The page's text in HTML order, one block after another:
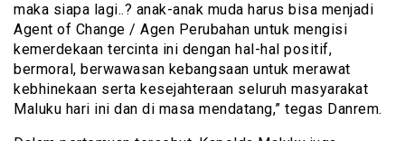
maka siapa lagi..? anak-anak muda harus bisa menjadi
Agent of Change / Agen Perubahan untuk mengisi
kemerdekaan tercinta ini dengan hal-hal positif,
bermoral, berwawasan kebangsaan untuk merawat
kebhinekaan serta kesejahteraan seluruh masyarakat
Maluku hari ini dan di masa mendatang,” tegas Danrem.